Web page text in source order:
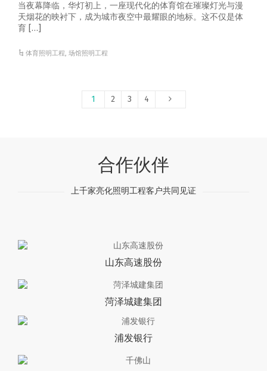
当夜幕降临，华灯初上，一座现代化的体育馆在璀璨灯光与漫
天烟花的映衬下，成为城市夜空中最耀眼的地标。这不仅是体
育 […]
体育照明工程,场馆照明工程
1 2 3 4
合作伙伴
上千家亮化照明工程客户共同见证
山东高速股份
菏泽城建集团
浦发银行